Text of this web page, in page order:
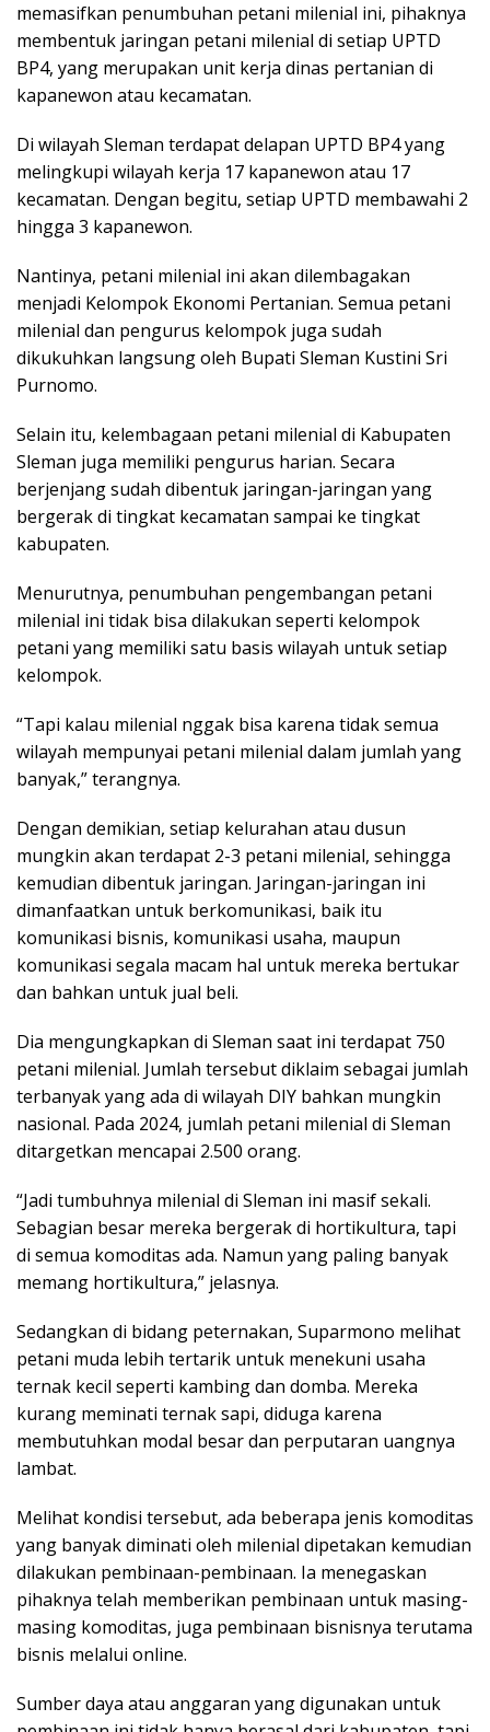
memasifkan penumbuhan petani milenial ini, pihaknya
membentuk jaringan petani milenial di setiap UPTD
BP4, yang merupakan unit kerja dinas pertanian di
kapanewon atau kecamatan.
Di wilayah Sleman terdapat delapan UPTD BP4 yang
melingkupi wilayah kerja 17 kapanewon atau 17
kecamatan. Dengan begitu, setiap UPTD membawahi 2
hingga 3 kapanewon.
Nantinya, petani milenial ini akan dilembagakan
menjadi Kelompok Ekonomi Pertanian. Semua petani
milenial dan pengurus kelompok juga sudah
dikukuhkan langsung oleh Bupati Sleman Kustini Sri
Purnomo.
Selain itu, kelembagaan petani milenial di Kabupaten
Sleman juga memiliki pengurus harian. Secara
berjenjang sudah dibentuk jaringan-jaringan yang
bergerak di tingkat kecamatan sampai ke tingkat
kabupaten.
Menurutnya, penumbuhan pengembangan petani
milenial ini tidak bisa dilakukan seperti kelompok
petani yang memiliki satu basis wilayah untuk setiap
kelompok.
“Tapi kalau milenial nggak bisa karena tidak semua
wilayah mempunyai petani milenial dalam jumlah yang
banyak,” terangnya.
Dengan demikian, setiap kelurahan atau dusun
mungkin akan terdapat 2-3 petani milenial, sehingga
kemudian dibentuk jaringan. Jaringan-jaringan ini
dimanfaatkan untuk berkomunikasi, baik itu
komunikasi bisnis, komunikasi usaha, maupun
komunikasi segala macam hal untuk mereka bertukar
dan bahkan untuk jual beli.
Dia mengungkapkan di Sleman saat ini terdapat 750
petani milenial. Jumlah tersebut diklaim sebagai jumlah
terbanyak yang ada di wilayah DIY bahkan mungkin
nasional. Pada 2024, jumlah petani milenial di Sleman
ditargetkan mencapai 2.500 orang.
“Jadi tumbuhnya milenial di Sleman ini masif sekali.
Sebagian besar mereka bergerak di hortikultura, tapi
di semua komoditas ada. Namun yang paling banyak
memang hortikultura,” jelasnya.
Sedangkan di bidang peternakan, Suparmono melihat
petani muda lebih tertarik untuk menekuni usaha
ternak kecil seperti kambing dan domba. Mereka
kurang meminati ternak sapi, diduga karena
membutuhkan modal besar dan perputaran uangnya
lambat.
Melihat kondisi tersebut, ada beberapa jenis komoditas
yang banyak diminati oleh milenial dipetakan kemudian
dilakukan pembinaan-pembinaan. Ia menegaskan
pihaknya telah memberikan pembinaan untuk masing-
masing komoditas, juga pembinaan bisnisnya terutama
bisnis melalui online.
Sumber daya atau anggaran yang digunakan untuk